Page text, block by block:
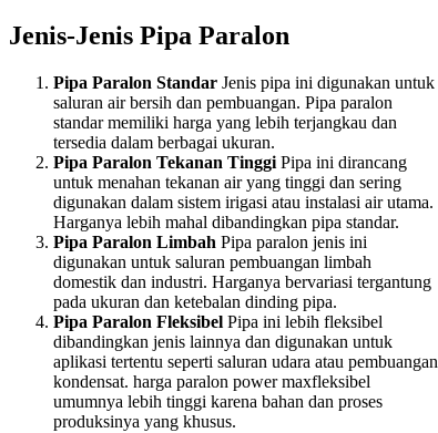
Jenis-Jenis Pipa Paralon
Pipa Paralon Standar Jenis pipa ini digunakan untuk
saluran air bersih dan pembuangan. Pipa paralon
standar memiliki harga yang lebih terjangkau dan
tersedia dalam berbagai ukuran.
Pipa Paralon Tekanan Tinggi Pipa ini dirancang
untuk menahan tekanan air yang tinggi dan sering
digunakan dalam sistem irigasi atau instalasi air utama.
Harganya lebih mahal dibandingkan pipa standar.
Pipa Paralon Limbah Pipa paralon jenis ini
digunakan untuk saluran pembuangan limbah
domestik dan industri. Harganya bervariasi tergantung
pada ukuran dan ketebalan dinding pipa.
Pipa Paralon Fleksibel Pipa ini lebih fleksibel
dibandingkan jenis lainnya dan digunakan untuk
aplikasi tertentu seperti saluran udara atau pembuangan
kondensat. harga paralon power maxfleksibel
umumnya lebih tinggi karena bahan dan proses
produksinya yang khusus.